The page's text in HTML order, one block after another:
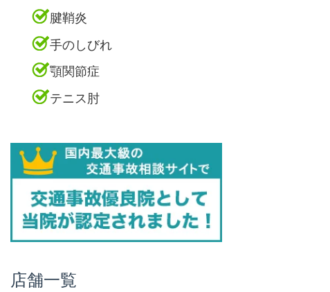
腱鞘炎
手のしびれ
顎関節症
テニス肘
店舗一覧